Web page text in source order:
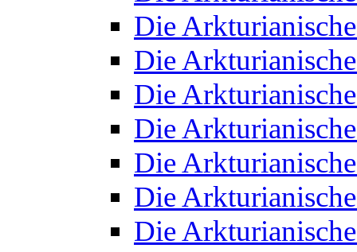
Die
Die
Die
Die
Die
Die
Die